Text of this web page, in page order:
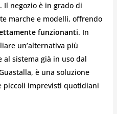
Il negozio è in grado di
marche e modelli, offrendo
funzionanti. In
un’alternativa più
al sistema già in uso dal
è una soluzione
piccoli imprevisti quotidiani